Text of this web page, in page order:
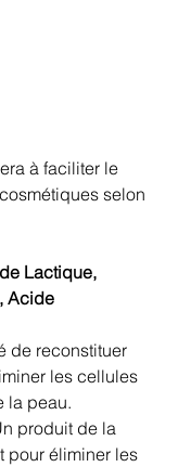
à faciliter le
selon
Lactique,
Acide
de reconstituer
les cellules
la peau.
produit de la
pour éliminer les